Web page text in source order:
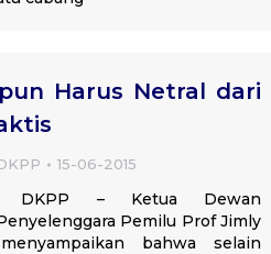
Harus Netral dari
15-06-2015
DKPP – Ketua Dewan
Pemilu Prof Jimly
bahwa selain